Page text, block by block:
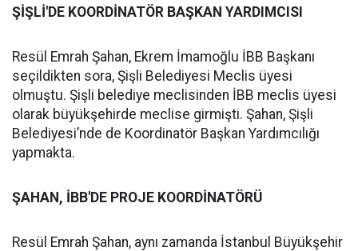
ŞİŞLİ'DE KOORDİNATÖR BAŞKAN YARDIMCISI
Resül Emrah Şahan, Ekrem İmamoğlu İBB Başkanı
seçildikten sora, Şişli Belediyesi Meclis üyesi
olmuştu. Şişli belediye meclisinden İBB meclis üyesi
olarak büyükşehirde meclise girmişti. Şahan, Şişli
Belediyesi’nde de Koordinatör Başkan Yardımcılığı
yapmakta.
ŞAHAN, İBB'DE PROJE KOORDİNATÖRÜ
Resül Emrah Şahan, aynı zamanda İstanbul Büyükşehir